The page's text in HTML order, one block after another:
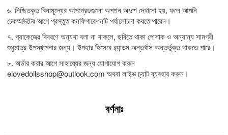
৬. নিশ্চিতকৃত বিনামূল্যের আপগ্রেডগুলো অপশন অংশে দেখানো হয়, ফলে আপনি
চেকআউটের আগে প্রস্তুত কনফিগারেশনটি পর্যালোচনা করতে পারেন।
৭. প্যাকেজের বিবরণে অন্যথা বলা না থাকলে, ছবিতে থাকা পোশাক ও অন্যান্য সামগ্রী
শুধুমাত্র উপস্থাপনার জন্য। উপহার হিসেবে র‍্যান্ডম অন্তর্বাস অন্তর্ভুক্ত থাকতে পারে।
৮. অর্ডার করার আগে সাহায্যের জন্য যোগাযোগ করুন
elovedollsshop@outlook.com অথবা লাইভ চ্যাট ব্যবহার করুন।
বর্ণনাঃ